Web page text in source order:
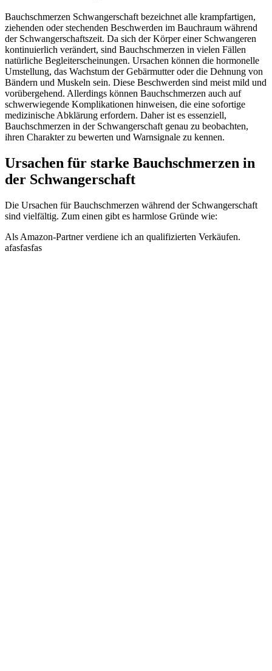
Bauchschmerzen Schwangerschaft bezeichnet alle krampfartigen,
ziehenden oder stechenden Beschwerden im Bauchraum während
der Schwangerschaftszeit. Da sich der Körper einer Schwangeren
kontinuierlich verändert, sind Bauchschmerzen in vielen Fällen
natürliche Begleiterscheinungen. Ursachen können die hormonelle
Umstellung, das Wachstum der Gebärmutter oder die Dehnung von
Bändern und Muskeln sein. Diese Beschwerden sind meist mild und
vorübergehend. Allerdings können Bauchschmerzen auch auf
schwerwiegende Komplikationen hinweisen, die eine sofortige
medizinische Abklärung erfordern. Daher ist es essenziell,
Bauchschmerzen in der Schwangerschaft genau zu beobachten,
ihren Charakter zu bewerten und Warnsignale zu kennen.
Ursachen für starke Bauchschmerzen in
der Schwangerschaft
Die Ursachen für Bauchschmerzen während der Schwangerschaft
sind vielfältig. Zum einen gibt es harmlose Gründe wie:
Als Amazon-Partner verdiene ich an qualifizierten Verkäufen.
afasfasfas